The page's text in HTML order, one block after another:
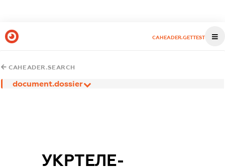
CAHEADER.GETTEST
CAHEADER.SEARCH
document.dossier
УКРТЕЛЕ-